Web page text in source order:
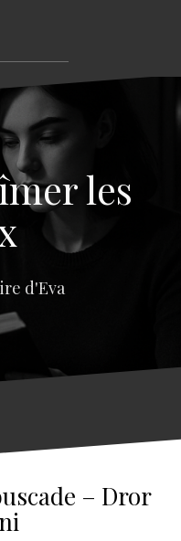
les
d'Eva
– Dror